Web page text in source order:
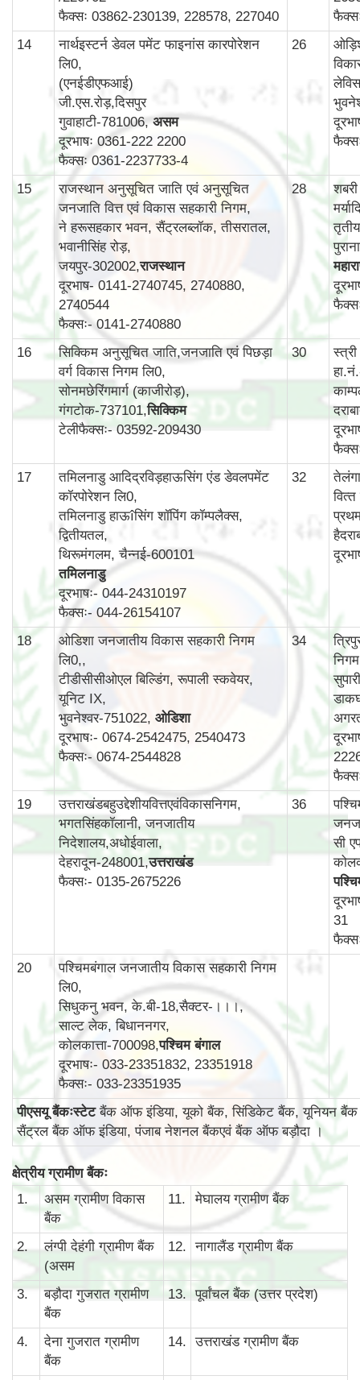
फैक्सः 03862-230139, 228578, 227040
14
नार्थइस्टर्न डेवल पमेंट फाइनांस कारपोरेशन
लि0,
(एनईडीएफआई)
जी.एस.रोड़,दिसपुर
गुवाहाटी-781006,असम
दूरभाषः 0361-222 2200
फैक्सः 0361-2237733-4
26
15
राजस्थान अनुसूचित जाति एवं अनुसूचित
जनजाति वित्त एवं विकास सहकारी निगम,
ने हरूसहकार भवन, सैंट्रलब्लॉक, तीसरातल,
भवानीसिंह रोड़,
जयपुर-302002,राजस्थान
दूरभाष- 0141-2740745, 2740880,
2740544
फैक्सः- 0141-2740880
28
16
सिक्किम अनुसूचित जाति,जनजाति एवं पिछड़ा
वर्ग विकास निगम लि0,
सोनमछेरिंगमार्ग (काजीरोड़),
गंगटोक-737101,सिक्किम
टेलीफैक्सः- 03592-209430
30
17
तमिलनाडु आदिद्रविड़हाऊसिंग एंड डेवलपमेंट
कॉरपोरेशन लि0,
तमिलनाडु हाऊîसिंग शॉपिंग कॉम्पलैक्स,
द्वितीयतल,
थिरूमंगलम, चैन्नई-600101
तमिलनाडु
दूरभाषः- 044-24310197
फैक्सः- 044-26154107
32
18
ओडिशा जनजातीय विकास सहकारी निगम
लि0,,
टीडीसीसीओएल बिल्डिंग, रूपाली स्कवेयर,
यूनिट IX,
भुवनेश्वर-751022, ओडिशा
दूरभाषः- 0674-2542475, 2540473
फैक्सः- 0674-2544828
34
19
उत्तराखंडबहुउद्देशीयवित्तएवंविकासनिगम,
भगतसिंहकॉलानी, जनजातीय
निदेशालय,अधोईवाला,
देहरादून-248001,उत्तराखंड
फैक्सः- 0135-2675226
36
सी
31
20
पश्चिमबंगाल जनजातीय विकास सहकारी निगम
लि0,
सिधुकनु भवन, के.बी-18,सैक्टर-।।।,
साल्ट लेक, बिधाननगर,
कोलकात्ता-700098,पश्चिम बंगाल
दूरभाषः- 033-23351832, 23351918
फैक्सः- 033-23351935
पीएसयू बैंकःस्टेटबैंक ऑफ इंडिया, यूको बैंक, सिंडिकेट बैंक, यूनियन बैंक
सैंट्रल बैंक ऑफ इंडिया, पंजाब नेशनल बैंकएवं बैंक ऑफ बड़ौदा ।
क्षेत्रीय ग्रामीण बैंकः
1.
असम ग्रामीण विकास
बैंक
11. मेघालय ग्रामीण बैंक
2.
लंग्पी देहंगी ग्रामीण बैंक
(असम
12. नागालैंड ग्रामीण बैंक
3.
बड़ौदा गुजरात ग्रामीण
बैंक
13. पूर्वांचल बैंक (उत्तर प्रदेश)
4.
देना गुजरात ग्रामीण
बैंक
14. उत्तराखंड ग्रामीण बैंक